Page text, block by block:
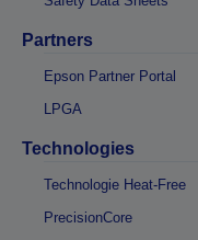
Partners
Epson Partner Portal
LPGA
Technologies
Technologie Heat-Free
PrecisionCore